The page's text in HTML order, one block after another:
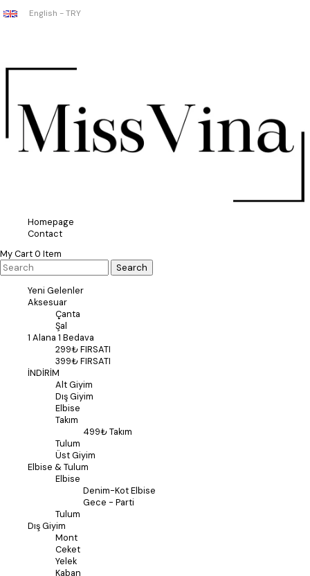
English - TRY
Homepage
Contact
My Cart0 Item
Yeni Gelenler
Aksesuar
Çanta
Şal
1 Alana 1 Bedava
299₺ FIRSATI
399₺ FIRSATI
İNDİRİM
Alt Giyim
Dış Giyim
Elbise
Takım
499₺ Takım
Tulum
Üst Giyim
Elbise & Tulum
Elbise
Denim-Kot Elbise
Gece - Parti
Tulum
Dış Giyim
Mont
Ceket
Yelek
Kaban